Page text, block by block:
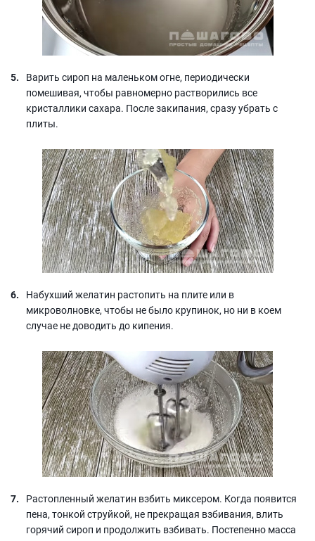
Варить сироп на маленьком огне, периодически
помешивая, чтобы равномерно растворились все
кристаллики сахара. После закипания, сразу убрать с
плиты.
Набухший желатин растопить на плите или в
микроволновке, чтобы не было крупинок, но ни в коем
случае не доводить до кипения.
Растопленный желатин взбить миксером. Когда появится
пена, тонкой струйкой, не прекращая взбивания, влить
горячий сироп и продолжить взбивать. Постепенно масса